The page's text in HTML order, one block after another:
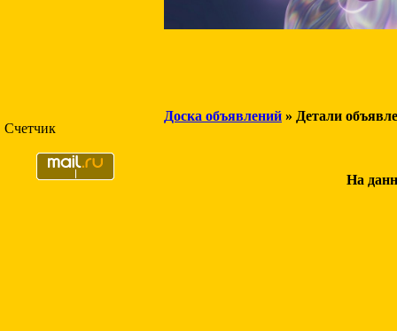
Счетчик
Доска объявлений » Детали
На